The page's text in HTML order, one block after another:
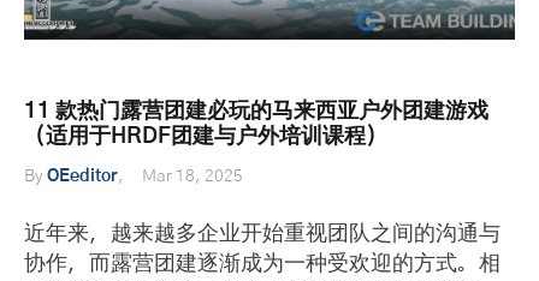
11 款热门露营团建必玩的马来西亚户外团建游戏
（适用于HRDF团建与户外培训课程）
By OEeditor Mar 18, 2025
近年来，越来越多企业开始重视团队之间的沟通与
协作，而露营团建逐渐成为一种受欢迎的方式。相